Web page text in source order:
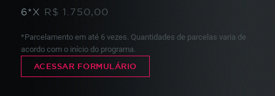
6*X R$ 1.750,00
*Parcelamento em até 6vezes. Quantidades de parcelas varia de
acordo com o início do programa.
ACESSAR FORMULÁRIO